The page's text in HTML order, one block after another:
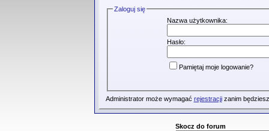
Zaloguj się
Nazwa użytkownika:
Hasło:
Pamiętaj moje logowanie?
Administrator może wymagać rejestracjizanim
Skocz do forum